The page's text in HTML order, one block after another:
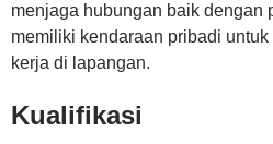
menjaga hubungan baik dengan
memiliki kendaraan pribadi
kerja di lapangan.
Kualifikasi